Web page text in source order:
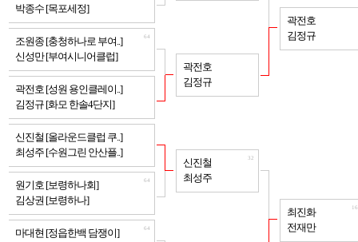
박종수 [목포세정]
조원종 [충청하나로 부여..]
신성만 [부여시니어클럽]
64
곽전호 [성원 용인클레이..]
김정규 [화모 한솔4단지]
신진철 [올라운드클럽 쿠..]
최성주 [수원그린 안산플..]
원기호 [보령하나회]
김상권 [보령하나]
64
마대현 [정읍한백 담쟁이]
64
곽전호
김정규
신진철
최성주
32
곽전호
김정규
최진화
전재만
16